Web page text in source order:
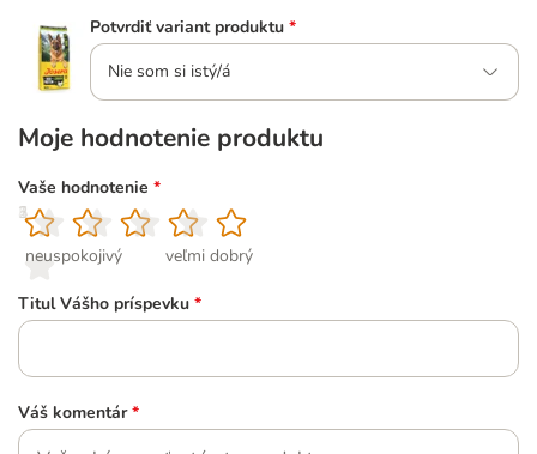
Potvrdiť variant produktu *
Nie som si istý/á
Moje hodnotenie produktu
Vaše hodnotenie *
1
neuspokojivý
2
3
4
5
veľmi dobrý
Titul Vášho príspevku *
Váš komentár *